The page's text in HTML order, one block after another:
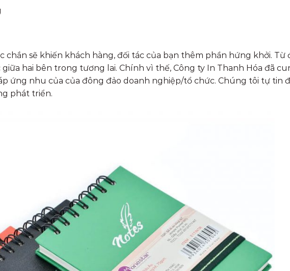
chắn sẽ khiến khách hàng, đối tác của bạn thêm phần hứng khởi. Từ
hai bên trong tương lai. Chính vì thế, Công ty In Thanh Hóa đã
ứng nhu của của đông đảo doanh nghiệp/tổ chức. Chúng tôi tự tin
phát triển.